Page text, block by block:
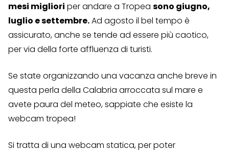
mesi migliori per andare a Tropea sono giugno,
luglio e settembre.Ad agosto il bel tempo è
assicurato, anche se tende ad essere più caotico,
per via della forte affluenza di turisti.
Se state organizzando una vacanza anche breve in
questa perla della Calabria arroccata sul mare e
avete paura del meteo, sappiate che esiste la
webcam tropea!
Si tratta di una webcam statica, per poter